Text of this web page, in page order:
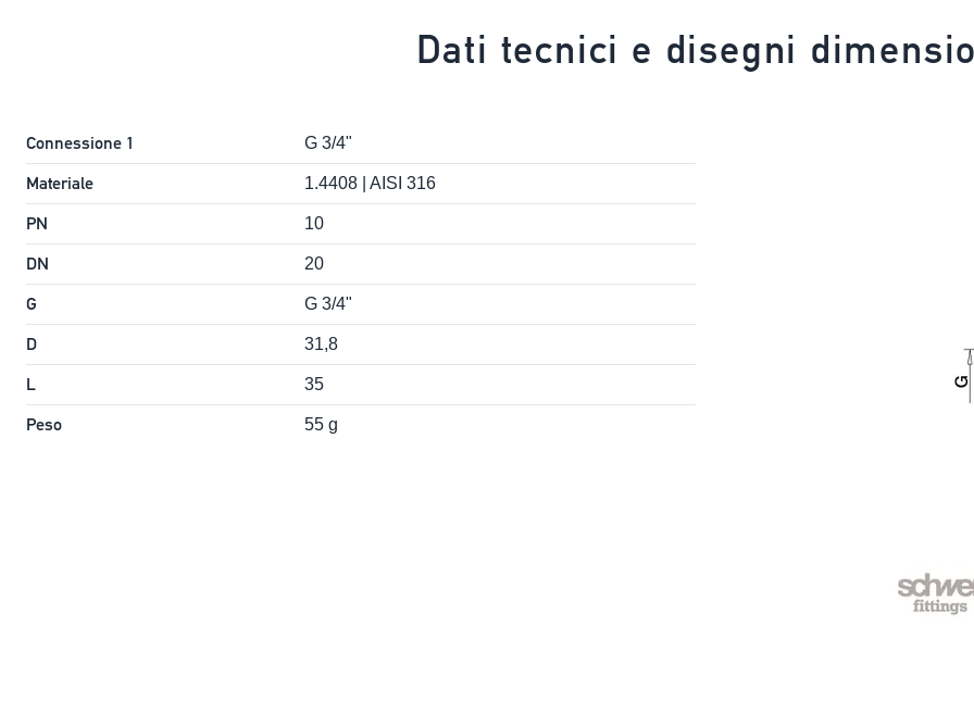
Dati tecnici e disegni
Connessione 1 G 3/4"
Materiale 1.4408 | AISI 316
PN 10
DN 20
G G 3/4"
D 31,8
L 35
Peso 55 g